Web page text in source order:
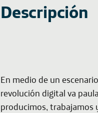
Descripción
En medio de un
revolución digital va
producimos, trabajamos